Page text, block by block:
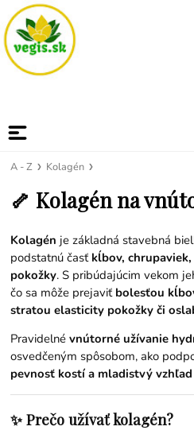
A - Z Kolagén
🦴 Kolagén na
Kolagén je základná stavebná
podstatnú časť kĺbov,
pokožky. S pribúdajúcim vekom
čo sa môže prejaviť bolesťou
stratou elasticity pokožky či
Pravidelnévnútorné užívanie
osvedčeným spôsobom, ako
pevnosť kostí a mladistvý
✨ Prečo užívať kolagén?